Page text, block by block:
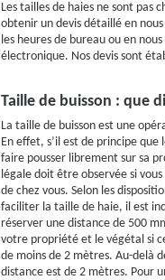
Les tailles de haies ne sont pas
obtenir un devis détaillé en
les heures de bureau ou en
électronique. Nos devis sont
Taille de buisson : que
La taille de buisson est une
En effet, s’il est de principe
faire pousser librement sur sa
légale doit être observée si vous
de chez vous. Selon les
faciliter la taille de haie, il est
réserver une distance de 500
votre propriété et le végétal si
de moins de 2 mètres. Au-delà
distance est de 2 mètres. Pour